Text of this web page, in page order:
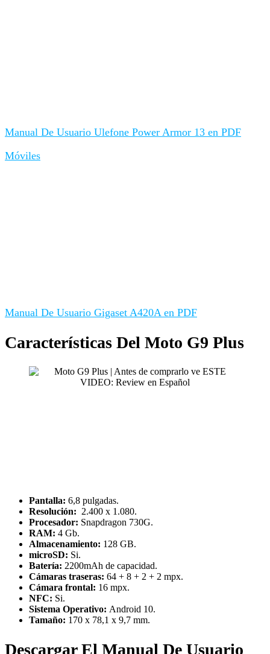
Manual De Usuario Ulefone Power Armor 13 en PDF
Móviles
Manual De Usuario Gigaset A420A en PDF
Características Del Moto G9 Plus
Pantalla: 6,8 pulgadas.
Resolución: 2.400 x 1.080.
Procesador: Snapdragon 730G.
RAM: 4 Gb.
Almacenamiento: 128 GB.
microSD: Si.
Batería: 2200mAh de capacidad.
Cámaras traseras: 64 + 8 + 2 + 2 mpx.
Cámara frontal: 16 mpx.
NFC: Si.
Sistema Operativo: Android 10.
Tamaño: 170 x 78,1 x 9,7 mm.
Descargar El Manual De Usuario